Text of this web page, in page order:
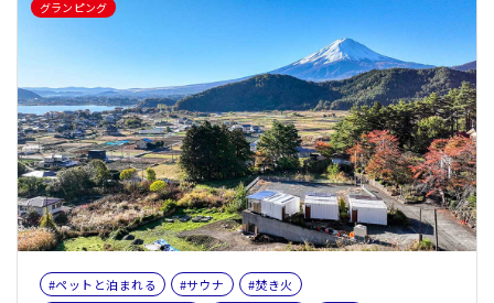
グランピング
#ペットと泊まれる #サウナ
#焚き火